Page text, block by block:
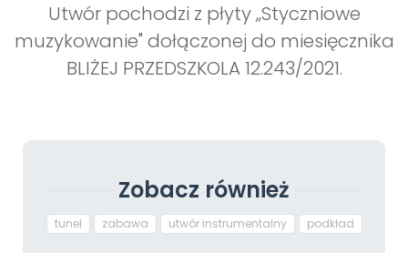
Utwór pochodzi z płyty „Styczniowe
muzykowanie" dołączonej do miesięcznika
BLIŻEJ PRZEDSZKOLA 12.243/2021.
Zobacz również
tunel zabawa utwór instrumentalny podkład